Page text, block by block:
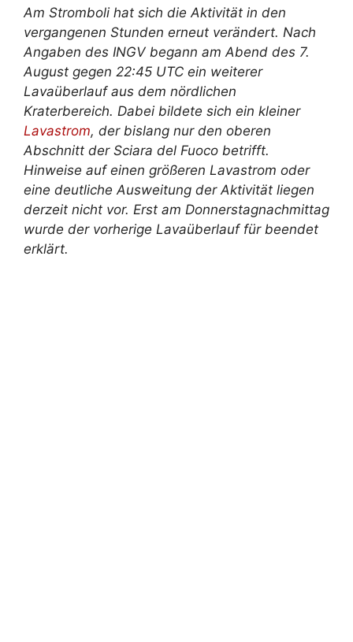
Am Stromboli hat sich die Aktivität in den
vergangenen Stunden erneut verändert. Nach
Angaben des INGV begann am Abend des 7.
August gegen 22:45 UTC ein weiterer
Lavaüberlauf aus dem nördlichen
Kraterbereich. Dabei bildete sich ein kleiner
Lavastrom, der bislang nur den oberen
Abschnitt der Sciara del Fuoco betrifft.
Hinweise auf einen größeren Lavastrom oder
eine deutliche Ausweitung der Aktivität liegen
derzeit nicht vor. Erst am Donnerstagnachmittag
wurde der vorherige Lavaüberlauf für beendet
erklärt.